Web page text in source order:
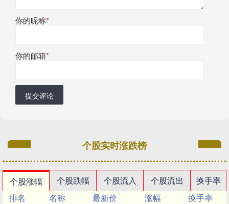
你的昵称*
你的邮箱*
提交评论
个股实时涨跌榜
个股涨幅 个股跌幅 个股流入 个股流出
换手率
排名
名称 最新价 涨幅
换手率